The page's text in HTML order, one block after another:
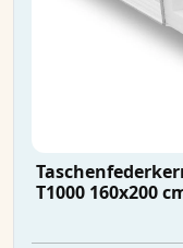
T1000 160x200